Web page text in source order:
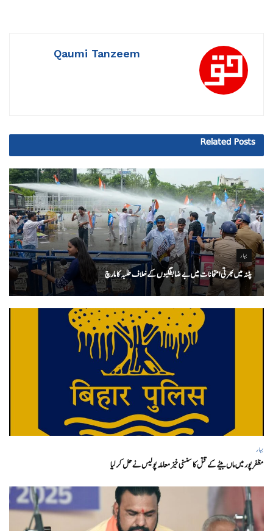
Qaumi Tanzeem
Related Posts
بہار
پٹنہ میں بھرتی امتحانات میں بے ضابطگیوں کے خلاف طلبہ کا مارچ
بہار
مظفر پور میں ماں بیٹے کے قتل کا سنسنی خیز معاملہ پولیس نے حل کر لیا